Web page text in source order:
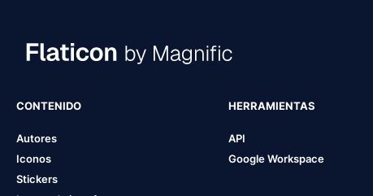
CONTENIDO
Autores
Iconos
Stickers
HERRAMIENTAS
API
Google Workspace